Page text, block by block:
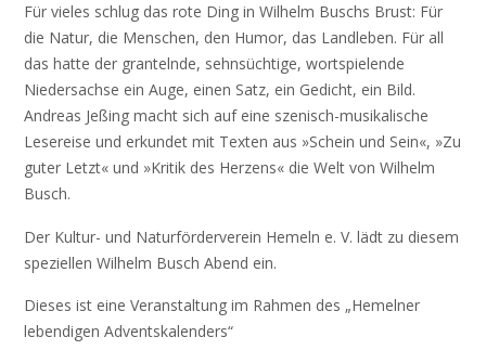
Für vieles schlug das rote Ding in Wilhelm Buschs Brust: Für
die Natur, die Menschen, den Humor, das Landleben. Für all
das hatte der grantelnde, sehnsüchtige, wortspielende
Niedersachse ein Auge, einen Satz, ein Gedicht, ein Bild.
Andreas Jeßing macht sich auf eine szenisch-musikalische
Lesereise und erkundet mit Texten aus »Schein und Sein«, »Zu
guter Letzt« und »Kritik des Herzens« die Welt von Wilhelm
Busch.
Der Kultur- und Naturförderverein Hemeln e. V. lädt zu diesem
speziellen Wilhelm Busch Abend ein.
Dieses ist eine Veranstaltung im Rahmen des „Hemelner
lebendigen Adventskalenders“